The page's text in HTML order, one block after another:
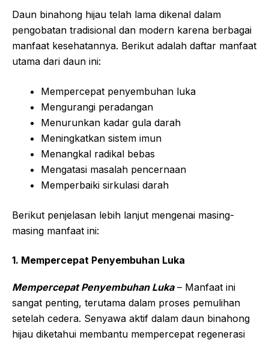
Daun binahong hijau telah lama dikenal dalam
pengobatan tradisional dan modern karena berbagai
manfaat kesehatannya. Berikut adalah daftar manfaat
utama dari daun ini:
Mempercepat penyembuhan luka
Mengurangi peradangan
Menurunkan kadar gula darah
Meningkatkan sistem imun
Menangkal radikal bebas
Mengatasi masalah pencernaan
Memperbaiki sirkulasi darah
Berikut penjelasan lebih lanjut mengenai masing-
masing manfaat ini:
1. Mempercepat Penyembuhan Luka
Mempercepat Penyembuhan Luka– Manfaat ini
sangat penting, terutama dalam proses pemulihan
setelah cedera. Senyawa aktif dalam daun binahong
hijau diketahui membantu mempercepat regenerasi